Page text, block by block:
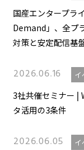
国産エンタープラ
Demand」、全プ
対策と安定配信基
2026.06.16 イ
3社共催セミナー |
タ活用の3条件
2026.06.05 イ